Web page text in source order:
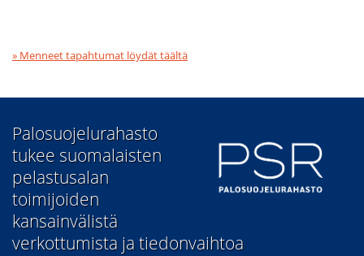
» Menneet tapahtumat löydät täältä
​Palosuojelurahasto
tukee suomalaisten
pelastusalan
toimijoiden
kansainvälistä
verkottumista ja tiedonvaihtoa